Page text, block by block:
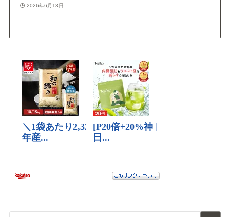
2026年6月13日